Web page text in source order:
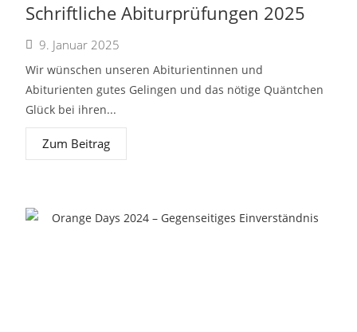
Schriftliche Abiturprüfungen 2025
9. Januar 2025
Wir wünschen unseren Abiturientinnen und
Abiturienten gutes Gelingen und das nötige Quäntchen
Glück bei ihren...
Zum Beitrag